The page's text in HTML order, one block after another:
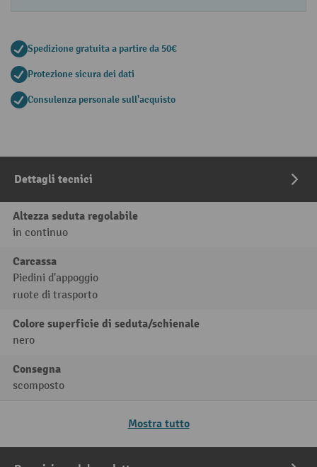
Spedizione gratuita a partire da 50€
Protezione sicura dei dati
Consulenza personale sull'acquisto
Dettagli tecnici
Altezza seduta regolabile
in continuo
Carcassa
Piedini d'appoggio
ruote di trasporto
Colore superficie di seduta/schienale
nero
Consegna
scomposto
Mostra tutto